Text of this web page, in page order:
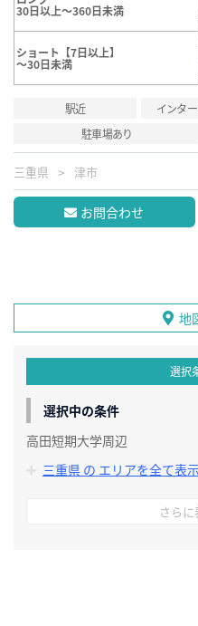
30日以上～360日未満
ショート【7日以上】
～30日未満
駅近 インタ
駐車場あり
三重県 津市
お問合わせ
地
選択
選択中の条件
高田短期大学周辺
三重県 の エリアを全て表
さらに